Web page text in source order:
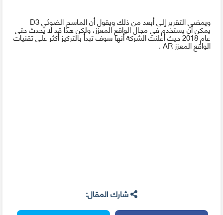
ويمضي التقرير إلى أبعد من ذلك ويقول أن الماسح الضوئي 3 D
يمكن أن يستخدم في مجال الواقع المعزز، ولكن هذا قد لا يحدث حتى
عام 2018 حيث أعلنت الشركة أنها سوف تبدأ بالتركيز أكثر على تقنياتالواقع المعززAR
.
شارك المقال: